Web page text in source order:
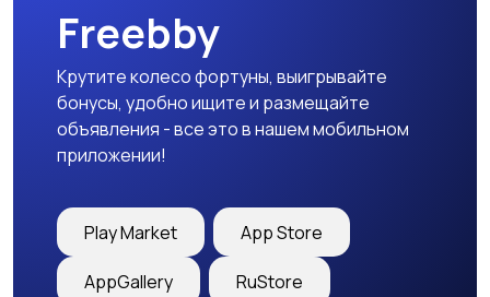
Freebby
Крутите колесо фортуны, выигрывайте
бонусы, удобно ищите и размещайте
объявления - все это в нашем мобильном
приложении!
Play Market App Store
AppGallery RuStore